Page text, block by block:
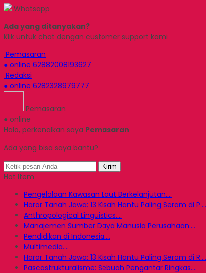
Whatsapp
Ada yang ditanyakan?
Klik untuk chat dengan customer support kami
Pemasaran
● online 62882008193627
Redaksi
● online 6282328979777
Pemasaran
● online
Halo, perkenalkan saya Pemasaran
Ada yang bisa saya bantu?
Kirim
Hot Item
Pengelolaan Kawasan Laut Berkelanjutan....
Horor Tanah Jawa: 13 Kisah Hantu Paling Seram di P....
Anthropological Linguistics....
Manajemen Sumber Daya Manusia Perusahaan....
Pendidikan di Indonesia....
Multimedia....
Horor Tanah Jawa: 13 Kisah Hantu Paling Seram di R....
Pascastrukturalisme: Sebuah Pengantar Ringkas....